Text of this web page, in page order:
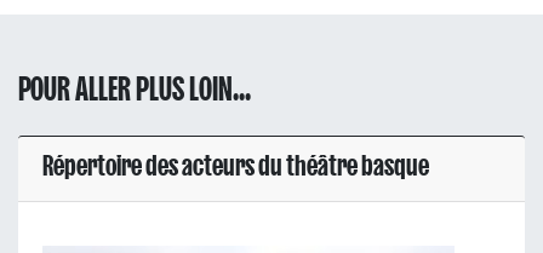
POUR ALLER PLUS LOIN...
Répertoire des acteurs du théâtre basque